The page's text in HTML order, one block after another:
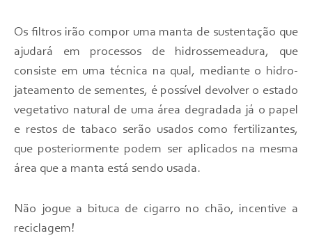
Os filtros irão compor uma manta de sustentação que
ajudará em processos de hidrossemeadura, que
consiste em uma técnica na qual, mediante o hidro-
jateamento de sementes, é possível devolver o estado
vegetativo natural de uma área degradada já o papel
e restos de tabaco serão usados como fertilizantes,
que posteriormente podem ser aplicados na mesma
área que a manta está sendo usada.
Não jogue a bituca de cigarro no chão, incentive a
reciclagem!